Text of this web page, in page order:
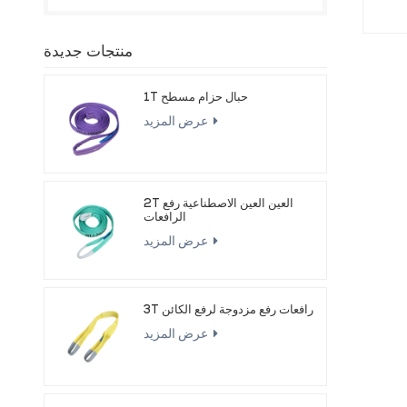
منتجات جديدة
1T حبال حزام مسطح
2T العين العين الاصطناعية رفع
الرافعات
3T رافعات رفع مزدوجة لرفع الكائن